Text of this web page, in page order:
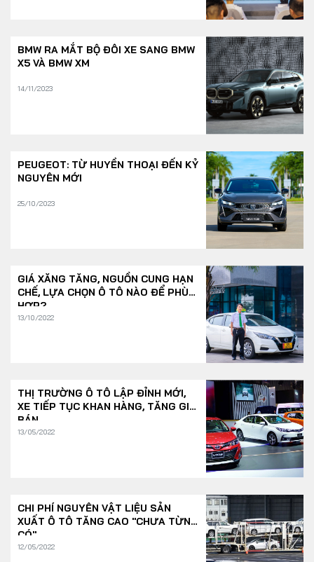
BMW RA MẮT BỘ ĐÔI XE SANG BMW
X5 VÀ BMW XM
14/11/2023
PEUGEOT: TỪ HUYỀN THOẠI ĐẾN KỶ
NGUYÊN MỚI
25/10/2023
GIÁ XĂNG TĂNG, NGUỒN CUNG HẠN
CHẾ, LỰA CHỌN Ô TÔ NÀO ĐỂ PHÙ
HỢP?
13/10/2022
THỊ TRƯỜNG Ô TÔ LẬP ĐỈNH MỚI,
XE TIẾP TỤC KHAN HÀNG, TĂNG GIÁ
BÁN
13/05/2022
CHI PHÍ NGUYÊN VẬT LIỆU SẢN
XUẤT Ô TÔ TĂNG CAO "CHƯA TỪNG
CÓ"
12/05/2022